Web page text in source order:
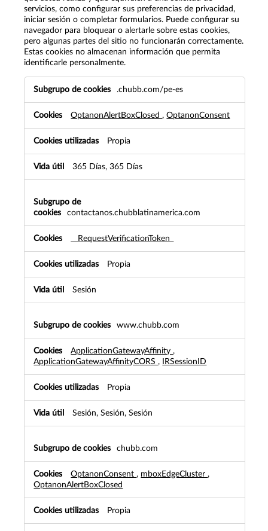
servicios, como configurar sus preferencias de privacidad,
iniciar sesión o completar formularios. Puede configurar su
navegador para bloquear o alertarle sobre estas cookies,
pero algunas partes del sitio no funcionarán correctamente.
Estas cookies no almacenan información que permita
identificarle personalmente.
necesarias
.chubb.com/pe-es
OptanonAlertBoxClosed,OptanonConsent
Propia
365 Días, 365 Días
contactanos.chubblatinamerica.com
__RequestVerificationToken_
Propia
Sesión
www.chubb.com
ApplicationGatewayAffinity,
ApplicationGatewayAffinityCORS, IRSessionID
Propia
Sesión, Sesión, Sesión
chubb.com
OptanonConsent, mboxEdgeCluster,
OptanonAlertBoxClosed
Propia